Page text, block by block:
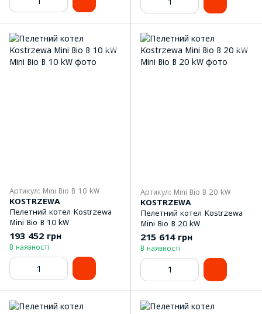
Артикул: Mini Bio В 10 kW
KOSTRZEWA
Пелетний котел Kostrzewa
Mini Bio В 10 kW
193 452 грн
В наявності
Артикул: Mini Bio В 20 kW
KOSTRZEWA
Пелетний котел Kostrzewa
Mini Bio В 20 kW
215 614 грн
В наявності